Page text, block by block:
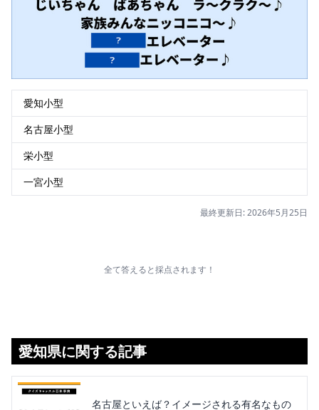
愛知小型
名古屋小型
栄小型
一宮小型
最終更新日: 2026年5月25日
全て答えると採点されます！
愛知県に関する記事
名古屋といえば？イメージされる有名なもの